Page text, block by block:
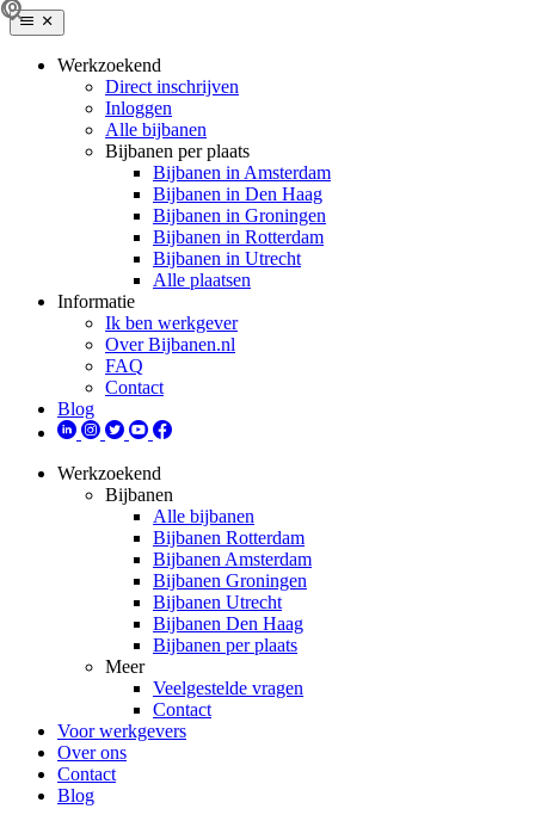
Werkzoekend
Direct inschrijven
Inloggen
Alle bijbanen
Bijbanen per plaats
Bijbanen in Amsterdam
Bijbanen in Den Haag
Bijbanen in Groningen
Bijbanen in Rotterdam
Bijbanen in Utrecht
Alle plaatsen
Informatie
Ik ben werkgever
Over Bijbanen.nl
FAQ
Contact
Blog
Werkzoekend
Bijbanen
Alle bijbanen
Bijbanen Rotterdam
Bijbanen Amsterdam
Bijbanen Groningen
Bijbanen Utrecht
Bijbanen Den Haag
Bijbanen per plaats
Meer
Veelgestelde vragen
Contact
Voor werkgevers
Over ons
Contact
Blog